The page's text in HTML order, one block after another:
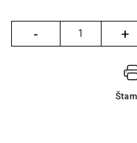
FOTOAPARATI
I KAMERE
-
Količina +